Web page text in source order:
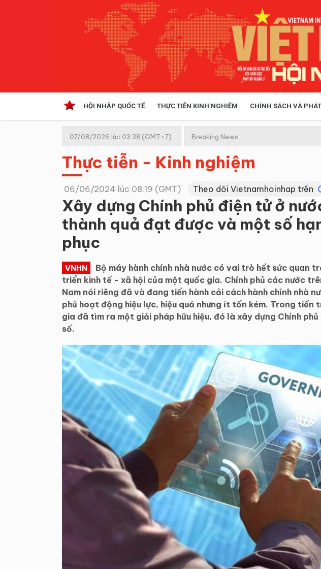
HỘI NHẬP QUỐC TẾ THỰC TIỄN KINH NGHIỆM CHÍNH SÁCH VÀ
Kinh tế hội nhập
Doanh nghiệp
07/08/2026 lúc 03:38 (GMT+7) Breaking News
Thực tiễn - Kinh nghiệm
06/06/2024 lúc 08:19 (GMT) Theo dõi Vietnamhoinhap trên
Xây dựng Chính phủ điện tử ở
thành quả đạt được và một số
phục
VNHN
Bộ máy hành chính nhà nước có vai trò hết sức quan
triển kinh tế - xã hội của một quốc gia. Chính phủ các nước
Nam nói riêng đã và đang tiến hành cải cách hành chính nhà
phủ hoạt động hiệu lực, hiệu quả nhưng ít tốn kém. Trong tiến
gia đã tìm ra một giải pháp hữu hiệu, đó là xây dựng Chính
số.